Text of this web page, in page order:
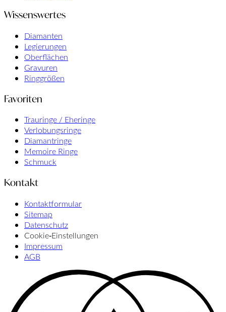
Wissenswertes
Diamanten
Legierungen
Oberflächen
Gravuren
Ringgrößen
Favoriten
Trauringe / Eheringe
Verlobungsringe
Diamantringe
Memoire Ringe
Schmuck
Kontakt
Kontaktformular
Sitemap
Datenschutz
Cookie‑Einstellungen
Impressum
AGB